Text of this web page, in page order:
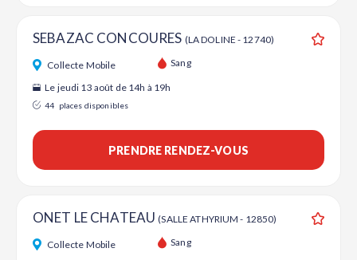
SEBAZAC CONCOURES (LA DOLINE - 12740)
Collecte Mobile Sang
Le jeudi 13 août de 14h à 19h
44 places disponibles
PRENDRE RENDEZ-VOUS
ONET LE CHATEAU(SALLE ATHYRIUM - 12850)
Collecte Mobile Sang